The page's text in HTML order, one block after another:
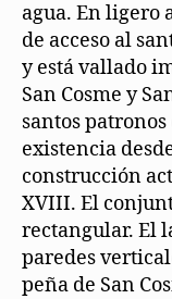
agua. En ligero
de acceso al
y está vallado
San Cosme y
santos
existencia
construcción
XVIII. El
rectangular. El
paredes
peña de San